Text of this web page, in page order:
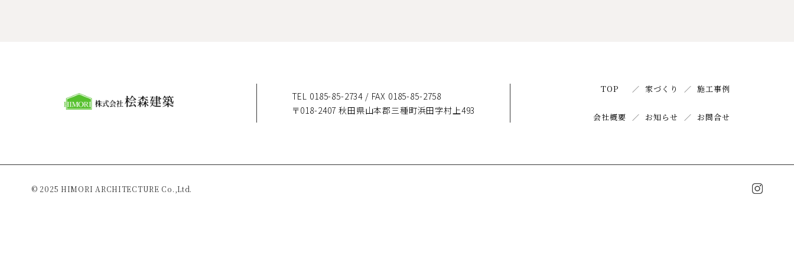
TEL 0185-85-2734 / FAX 0185-85-2758
〒018-2407 秋田県山本郡三種町浜田字村上493
TOP 家づくり 施工事例
会社概要 お知らせ お問合せ
© 2025 HIMORI ARCHITECTURE Co.,Ltd.